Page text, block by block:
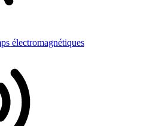
électromagnétiques